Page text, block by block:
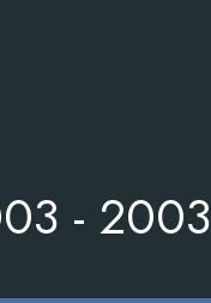
- 2003